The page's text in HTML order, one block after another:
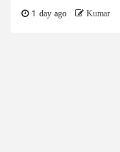
1 day ago Kumar